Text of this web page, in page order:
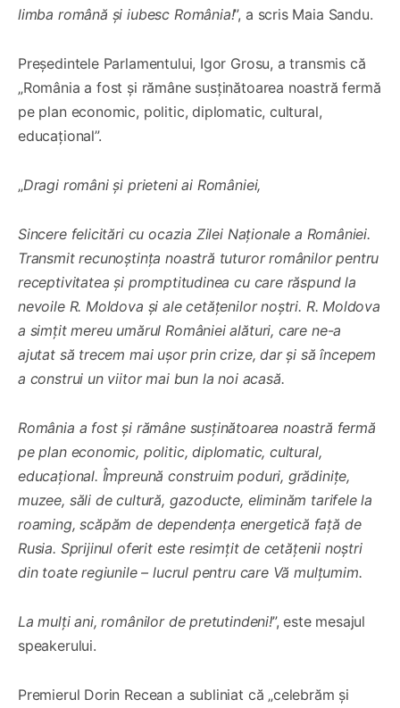
limba română și iubesc România!”, a scris Maia Sandu.
Președintele Parlamentului, Igor Grosu, a transmis că
„România a fost și rămâne susținătoarea noastră fermă
pe plan economic, politic, diplomatic, cultural,
educațional”.
„Dragi români și prieteni ai României,
Sincere felicitări cu ocazia Zilei Naționale a României.
Transmit recunoștința noastră tuturor românilor pentru
receptivitatea și promptitudinea cu care răspund la
nevoile R. Moldova și ale cetățenilor noștri. R. Moldova
a simțit mereu umărul României alături, care ne-a
ajutat să trecem mai ușor prin crize, dar și să începem
a construi un viitor mai bun la noi acasă.
România a fost și rămâne susținătoarea noastră fermă
pe plan economic, politic, diplomatic, cultural,
educațional. Împreună construim poduri, grădinițe,
muzee, săli de cultură, gazoducte, eliminăm tarifele la
roaming, scăpăm de dependența energetică față de
Rusia. Sprijinul oferit este resimțit de cetățenii noștri
din toate regiunile – lucrul pentru care Vă mulțumim.
La mulți ani, românilor de pretutindeni!”, este mesajul
speakerului.
Premierul Dorin Recean a subliniat că „celebrăm și